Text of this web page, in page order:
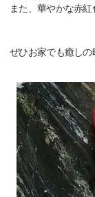
また、華やかな赤紅
ぜひお家でも癒しの